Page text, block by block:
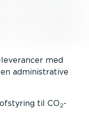
med
administrative
til CO2-